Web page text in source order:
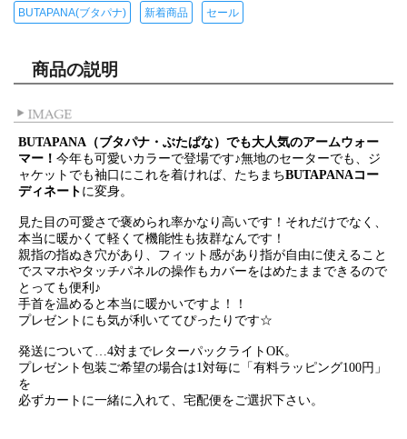
BUTAPANA(ブタパナ) 新着商品 セール
商品の説明
BUTAPANA（ブタパナ・ぶたぱな）でも大人気のアームウォー
マー！ 今年も可愛いカラーで登場です♪無地のセーターでも、ジ
ャケットでも袖口にこれを着ければ、たちまちBUTAPANAコー
ディネート に変身。
見た目の可愛さで褒められ率かなり高いです！それだけでなく、
本当に暖かくて軽くて機能性も抜群なんです！
親指の指ぬき穴があり、フィット感があり指が自由に使えること
でスマホやタッチパネルの操作もカバーをはめたままできるので
とっても便利♪
手首を温めると本当に暖かいですよ！！
プレゼントにも気が利いててぴったりです☆
発送について…4対までレターパックライトOK。
プレゼント包装ご希望の場合は1対毎に「有料ラッピング100円」
を
必ずカートに一緒に入れて、宅配便をご選択下さい。